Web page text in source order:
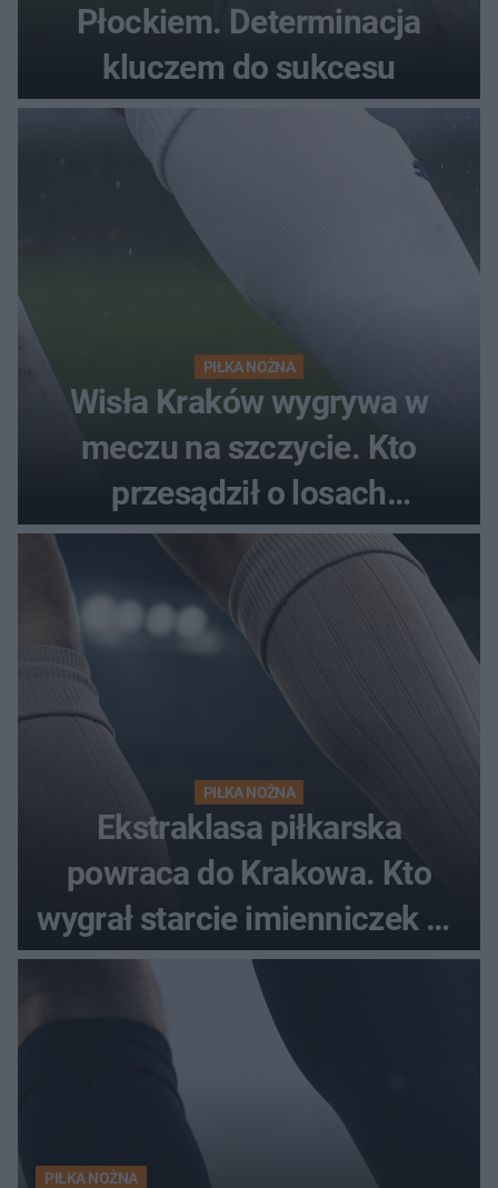
Płockiem. Determinacja
kluczem do sukcesu
PIŁKA NOŻNA
Wisła Kraków wygrywa w
meczu na szczycie. Kto
przesądził o losach
spotkania?
PIŁKA NOŻNA
Ekstraklasa piłkarska
powraca do Krakowa. Kto
wygrał starcie imienniczek na
pełnym stadionie
PIŁKA NOŻNA